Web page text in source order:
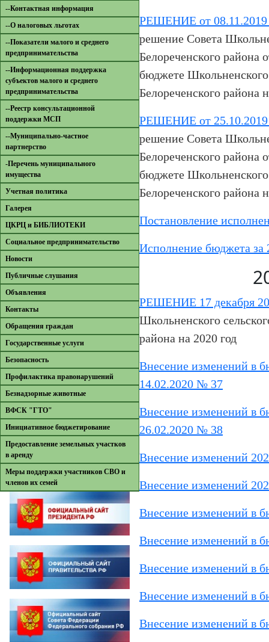
--Контактная информация
--О налоговых льготах
--Показатели малого и среднего
предпринимательства
--Информационная поддержка
субъектов малого и среднего
предпринимательства
--Реестр консультационной
поддержки МСП
--Муниципально-частное
партнерство
-Перечень муниципального
имущества
Учетная политика
Галерея
ЦКРЦ и БИБЛИОТЕКИ
Социальное предпринимательство
Новости
Публичные слушания
Объявления
Контакты
Обращения граждан
Государственные услуги
Безопасность
Профилактика правонарушений
Безнадзорные животные
ВФСК "ГТО"
Инициативное бюджетирование
Предоставление земельных участков
в аренду
Меры поддержки участников СВО и
членов их семей
РЕШЕНИЕ от
решение Совета
Белореченского района
бюджете Школьненского
Белореченского района
РЕШЕНИЕ от
решение Совета
Белореченского района
бюджете Школьненского
Белореченского района
Постановление
Исполнение бюджета за
РЕШЕНИЕ 17 декабря
Школьненского
района на 2020 год
Внесение изменений в
14.02.2020 № 37
Внесение изменений в
26.02.2020 № 38
Внесение изменений
Внесение изменений
Внесение изменений в
Внесение изменений в
Внесение изменений в
Внесение изменений в
Внесение изменений в